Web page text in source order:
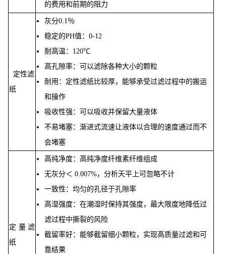
的费用和前期的阻力
定性滤
纸
灰分0.1％
稳定的PH值：0-12
耐高温：120℃
高孔隙率：可以滤除各种大小的颗粒
耐用：定性滤纸比较厚，能够承受过滤过程中的搬运
和操作
吸收性强：可以吸收并保留大量液体
不易堵塞：渐进式流速让液体以合理的速度通过而不
会堵塞
定量滤
纸
高纯净度：高纯净度纤维素纤维组成
无灰分＜ 0.007%，分析天平上可忽略不计
一致性：均匀的孔径于孔隙率
高湿强度：在潮湿时保持其强度，最大限度地降低过
滤过程中撕裂的风险
截留率好：能够截留细小颗粒，实现高质量过滤和可
靠结果